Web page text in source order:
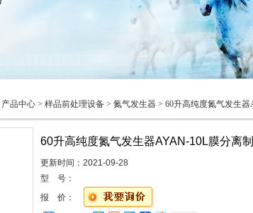
产品中心 > 样品前处理设备 > 氮气发生器 > 60升高纯度氮气发生
60升高纯度氮气发生器AYAN-10L膜分离
更新时间：2021-09-28
型 号：
报 价：